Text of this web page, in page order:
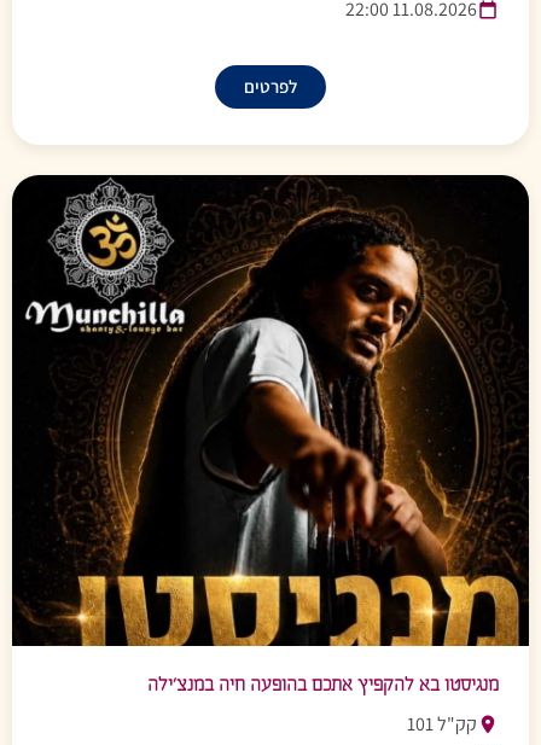
11.08.2026 22:00
לפרטים
מנגיסטו בא להקפיץ אתכם בהופעה חיה במנצ’ילה
קק"ל 101